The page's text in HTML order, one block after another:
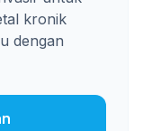
kronik
dengan